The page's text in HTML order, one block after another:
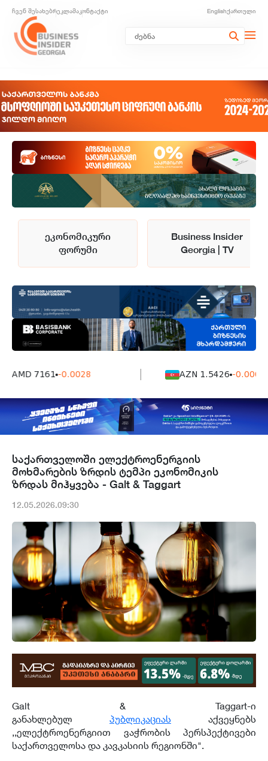
ჩვენ შესახებრეკლამაკონტაქტი Englishქართული
ეკონომიკური
ფორუმი
Business Insider
Georgia | TV
AMD 7161 -0.0028 AZN 1.5426 -0.0004
საქართველოში ელექტროენერგიის
მოხმარების ზრდის ტემპი ეკონომიკის
ზრდას მიჰყვება - Galt & Taggart
12.05.2026.09:30
Galt & Taggart-ი
განახლებულ პუბლიკაციას აქვეყნებს
,,ელექტროენერგიით ვაჭრობის პერსპექტივები
საქართველოსა და კავკასიის რეგიონში".